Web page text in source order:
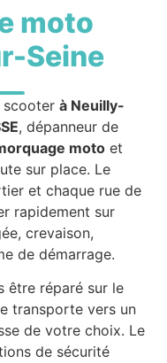
moto
Seine
scooter à Neuilly-
, dépanneur de
moto et
sur place. Le
et chaque rue de
rapidement sur
crevaison,
de démarrage.
être réparé sur le
transporte vers un
de votre choix. Le
de sécurité